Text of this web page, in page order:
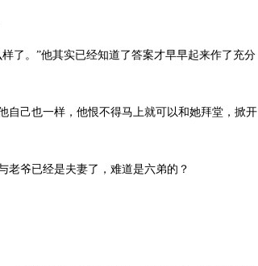
。”他其实已经知道了答案才早早起来作了充分
己也一样，他恨不得马上就可以和她拜堂，掀开
爷已经是夫妻了，难道是六弟的？